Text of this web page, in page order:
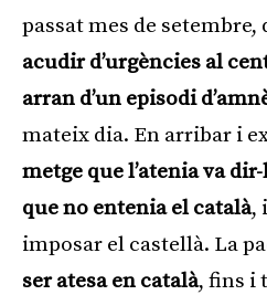
passat mes de setembre,
acudir d’urgències al
arran d’un episodi
mateix dia. En arribar i
metge que l’atenia va
que no entenia el català,
imposar el castellà. La
ser atesa en català, fins i